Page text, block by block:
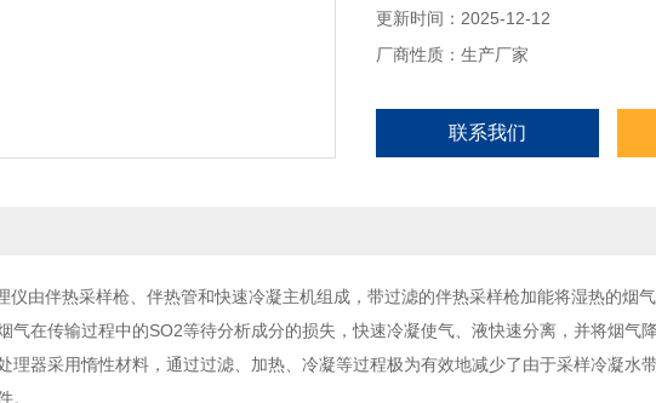
更新时间：2025-12-12
厂商性质：生产厂家
联系我们
仪由伴热采样枪、伴热管和快速冷凝主机组成，带过滤的伴热采样枪加能将湿热的烟
气在传输过程中的SO2等待分析成分的损失，快速冷凝使气、液快速分离，并将烟气
器采用惰性材料，通过过滤、加热、冷凝等过程极为有效地减少了由于采样冷凝水
。